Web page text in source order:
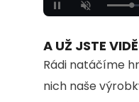
Unmute
A UŽ JSTE
Rádi natáčíme
nich naše